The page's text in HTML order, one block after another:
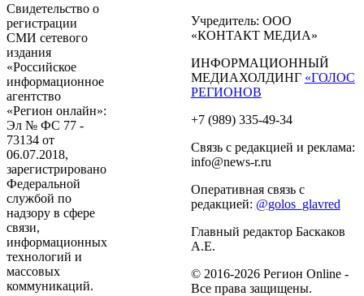
Свидетельство о
регистрации
СМИ сетевого
издания
«Российское
информационное
агентство
«Регион онлайн»:
Эл № ФС 77 -
73134 от
06.07.2018,
зарегистрировано
Федеральной
службой по
надзору в сфере
связи,
информационных
технологий и
массовых
коммуникаций.
Учредитель: ООО
«КОНТАКТ МЕДИА»
ИНФОРМАЦИОННЫЙ
МЕДИАХОЛДИНГ «ГОЛОС
РЕГИОНОВ
+7 (989) 335-49-34
Связь с редакцией и реклама:
info@news-r.ru
Оперативная связь с
редакцией: @golos_glavred
Главный редактор Баскаков
А.Е.
© 2016-2026 Регион Online -
Все права защищены.